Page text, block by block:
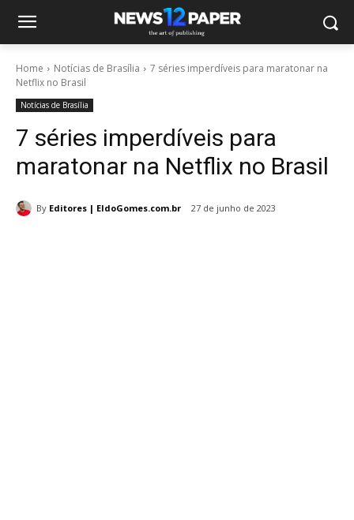
Home Notícias de Brasília
7 séries imperdíveis para maratonar na
Netflix no Brasil
Notícias de Brasília
7 séries imperdíveis para
maratonar na Netflix no Brasil
By Editores | EldoGomes.com.br 27 de junho de 2023